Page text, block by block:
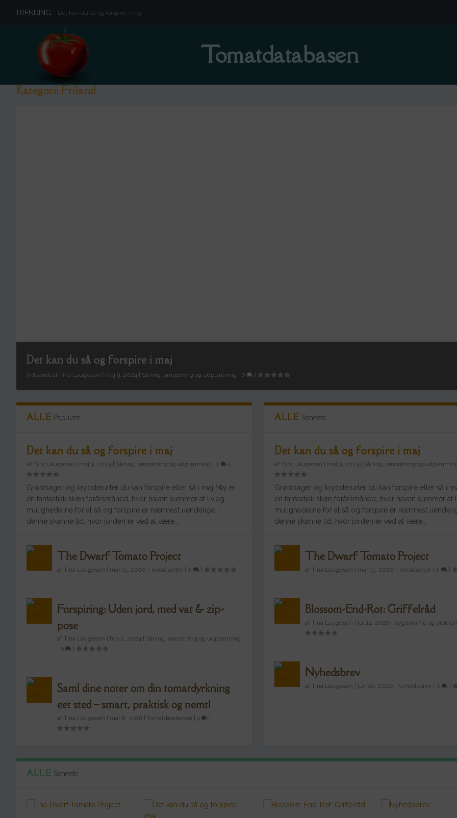
TRENDING: Det kan du så og forspire i maj
Tomatdatabasen
Kategori: Friland
Det kan du så og forspire i maj
Indsendt af Tina Laugesen maj 9, 2024 Såning, ompotning og udplantning 0
The Dwarf Tomato Project
ALLE Populær
Det kan du så og forspire i maj
af Tina Laugesen maj 9, 2024 Såning, ompotning og udplantning 0
Grøntsager og krydderurter du kan forspire eller så i maj Maj er
en fantastisk skøn forårsmåned, hvor haven summer af liv,og
mulighederne for at så og forspire er nærmest uendelige. I
denne skønne tid, hvor jorden er ved at være...
The Dwarf Tomato Project
af Tina Laugesen mar 15, 2020 Tomatsorter 0
Forspiring: Uden jord, med vat & zip-
pose
af Tina Laugesen feb 2, 2024
Såning, ompotning og udplantning
6
Saml dine noter om din tomatdyrkning
eet sted – smart, praktisk og nemt!
af Tina Laugesen mar 8, 2018 Tomatdatabasen 4
ALLE Seneste
Det kan du så og forspire i maj
af Tina Laugesen maj 9, 2024 Såning, ompotning og
Grøntsager og krydderurter du kan forspire eller så i
en fantastisk skøn forårsmåned, hvor haven summer af
mulighederne for at så og forspire er nærmest
denne skønne tid, hvor jorden er ved at være...
The Dwarf Tomato Project
af Tina Laugesen mar 15, 2020 Tomatsorter 0
Blossom-End-Rot: Griffelråd
af Tina Laugesen jul 14, 2026 Sygdomme og
Nyhedsbrev
af Tina Laugesen jun 10, 2026 Nyhedsbrev 0
ALLE Seneste